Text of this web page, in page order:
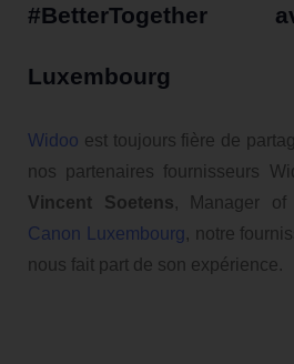
#BetterTogether
Luxembourg
Widoo est toujours fière de
nos partenaires fournisseurs
Vincent Soetens, Manager
Canon Luxembourg, notre
nous fait part de son expérience.